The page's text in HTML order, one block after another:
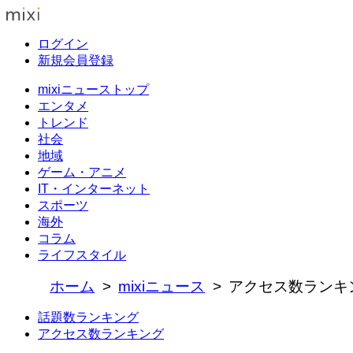
ログイン
新規会員登録
mixiニューストップ
エンタメ
トレンド
社会
地域
ゲーム・アニメ
IT・インターネット
スポーツ
海外
コラム
ライフスタイル
ホーム mixiニュース アクセス数ランキ
話題数ランキング
アクセス数ランキング